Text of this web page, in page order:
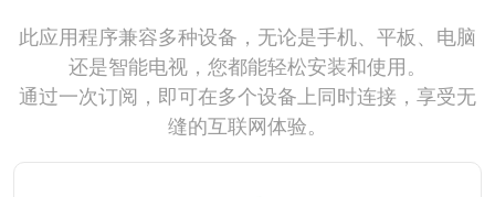
此应用程序兼容多种设备，无论是手机、平板、电脑
还是智能电视，您都能轻松安装和使用。
通过一次订阅，即可在多个设备上同时连接，享受无
缝的互联网体验。